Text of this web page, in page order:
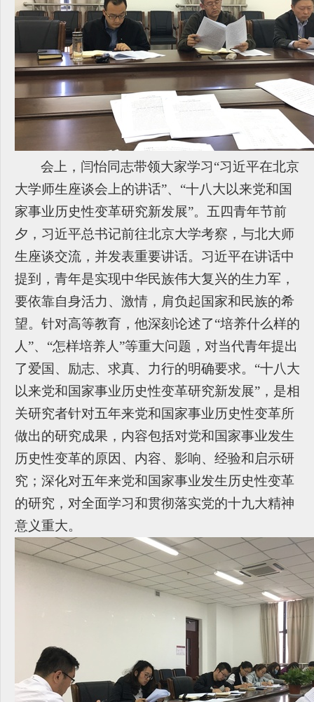
会上，闫怡同志带领大家学习“习近平在北京
大学师生座谈会上的讲话”、“十八大以来党和国
家事业历史性变革研究新发展”。五四青年节前
夕，习近平总书记前往北京大学考察，与北大师
生座谈交流，并发表重要讲话。习近平在讲话中
提到，青年是实现中华民族伟大复兴的生力军，
要依靠自身活力、激情，肩负起国家和民族的希
望。针对高等教育，他深刻论述了“培养什么样的
人”、“怎样培养人”等重大问题，对当代青年提出
了爱国、励志、求真、力行的明确要求。“十八大
以来党和国家事业历史性变革研究新发展”，是相
关研究者针对五年来党和国家事业历史性变革所
做出的研究成果，内容包括对党和国家事业发生
历史性变革的原因、内容、影响、经验和启示研
究；深化对五年来党和国家事业发生历史性变革
的研究，对全面学习和贯彻落实党的十九大精神
意义重大。